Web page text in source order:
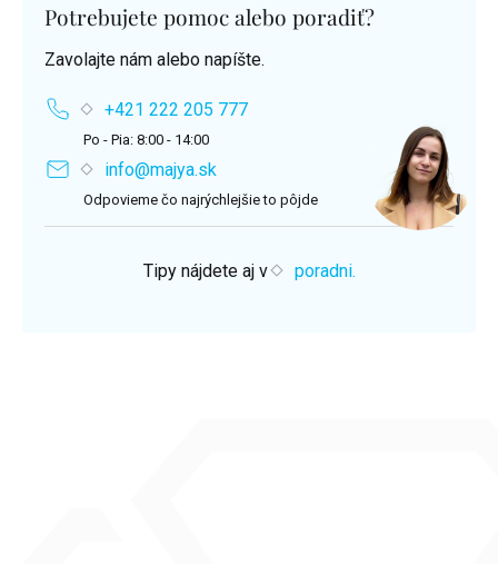
Potrebujete pomoc alebo poradiť?
Zavolajte nám alebo napíšte.
+421 222 205 777
Po - Pia: 8:00 - 14:00
info@majya.sk
Odpovieme čo najrýchlejšie to pôjde
Tipy nájdete aj v poradni.